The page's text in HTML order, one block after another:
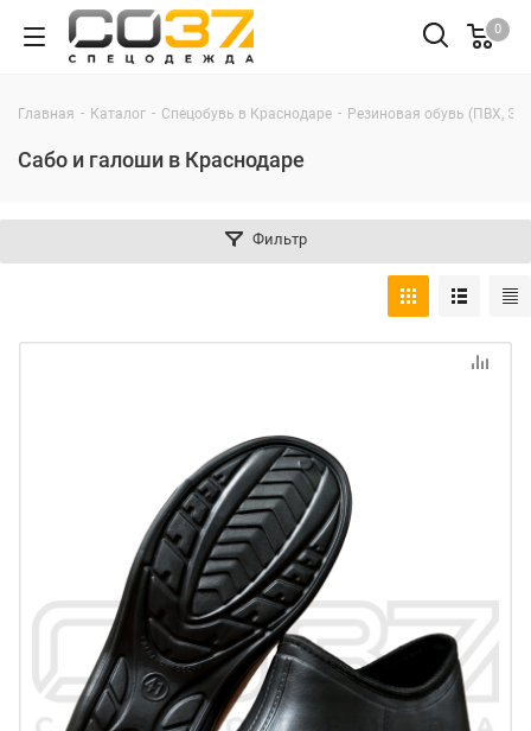
0
Главная - Каталог - Спецобувь в Краснодаре - Резиновая обувь (ПВХ,
Сабо и галоши в Краснодаре
Фильтр